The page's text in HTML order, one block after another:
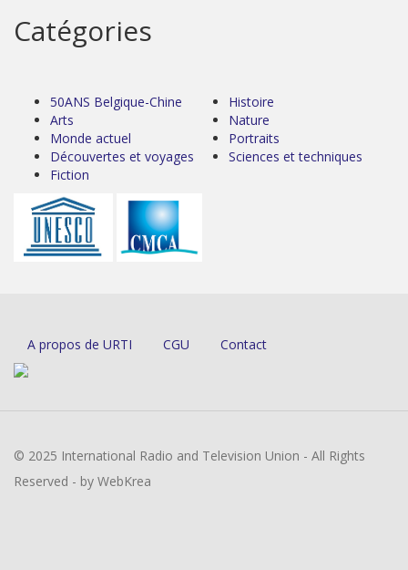
Catégories
50ANS Belgique-Chine
Arts
Monde actuel
Découvertes et voyages
Fiction
Histoire
Nature
Portraits
Sciences et techniques
A propos de URTI CGU Contact
© 2025 International Radio and Television Union - All Rights
Reserved - by WebKrea